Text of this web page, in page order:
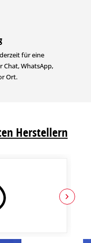
für eine
Chat, WhatsApp,
Ort.
Herstellern